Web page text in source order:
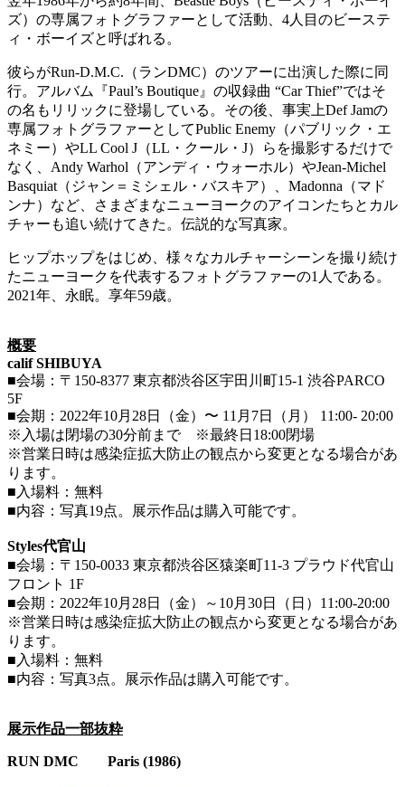
ズ）の専属フォトグラファーとして活動、4人目のビーステ
ィ・ボーイズと呼ばれる。
彼らがRun-D.M.C.（ランDMC）のツアーに出演した際に同
行。アルバム『Paul’s Boutique』の収録曲 “Car Thief”ではそ
の名もリリックに登場している。その後、事実上Def Jamの
専属フォトグラファーとしてPublic Enemy（パブリック・エ
ネミー）やLL Cool J（LL・クール・J）らを撮影するだけで
なく、Andy Warhol（アンディ・ウォーホル）やJean-Michel
Basquiat（ジャン＝ミシェル・バスキア）、Madonna（マド
ンナ）など、さまざまなニューヨークのアイコンたちとカル
チャーも追い続けてきた。伝説的な写真家。
ヒップホップをはじめ、様々なカルチャーシーンを撮り続け
たニューヨークを代表するフォトグラファーの1人である。
2021年、永眠。享年59歳。
概要
calif SHIBUYA
■会場：〒150-8377 東京都渋谷区宇田川町15-1 渋谷PARCO
5F
■会期：2022年10月28日（金）〜 11月7日（月） 11:00- 20:00
※入場は閉場の30分前まで ※最終日18:00閉場
※営業日時は感染症拡大防止の観点から変更となる場合があ
ります。
■入場料：無料
■内容：写真19点。展示作品は購入可能です。
Styles代官山
■会場：〒150-0033 東京都渋谷区猿楽町11-3 プラウド代官山
フロント 1F
■会期：2022年10月28日（金）～10月30日（日）11:00-20:00
※営業日時は感染症拡大防止の観点から変更となる場合があ
ります。
■入場料：無料
■内容：写真3点。展示作品は購入可能です。
展示作品一部抜粋
RUN DMC Paris (1986)